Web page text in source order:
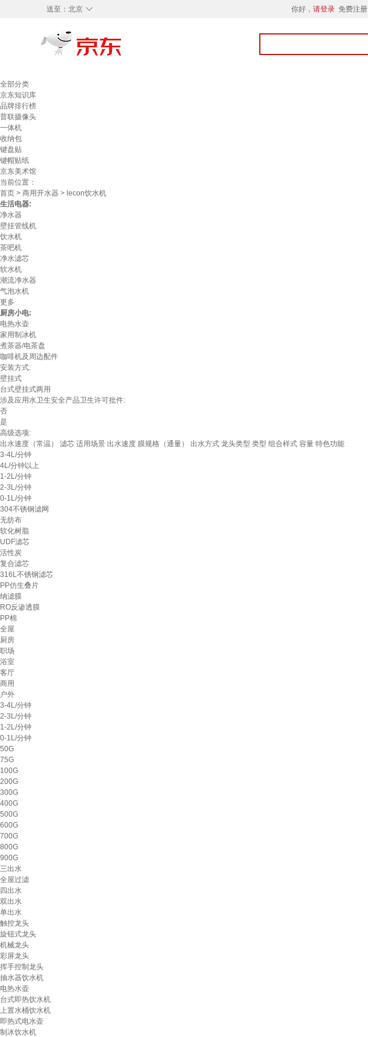
◇
送至： 北京 你好， 请登录 免费注册
全部分类
京东知识库
品牌排行榜
普联摄像头
一体机
收纳包
键盘贴
键帽贴纸
京东美术馆
当前位置：
首页 > 商用开水器 > lecon饮水机
生活电器:
净水器
壁挂管线机
饮水机
茶吧机
净水滤芯
软水机
潮流净水器
气泡水机
更多
厨房小电:
电热水壶
家用制冰机
煮茶器/电茶盘
咖啡机及周边配件
安装方式:
壁挂式
台式壁挂式两用
涉及应用水卫生安全产品卫生许可批件:
否
是
高级选项:
出水速度（常温）
滤芯 适用场景 出水速度 膜规格（通量） 出水方式 龙头类型 类型 组合样式 容量 特色功能
3-4L/分钟
4L/分钟以上
1-2L/分钟
2-3L/分钟
0-1L/分钟
304不锈钢滤网
无纺布
软化树脂
UDF滤芯
活性炭
复合滤芯
316L不锈钢滤芯
PP仿生叠片
纳滤膜
RO反渗透膜
PP棉
全屋
厨房
职场
浴室
客厅
商用
户外
3-4L/分钟
2-3L/分钟
1-2L/分钟
0-1L/分钟
50G
75G
100G
200G
300G
400G
500G
600G
700G
800G
900G
三出水
全屋过滤
四出水
双出水
单出水
触控龙头
旋钮式龙头
机械龙头
彩屏龙头
挥手控制龙头
抽水器饮水机
电热水壶
台式即热饮水机
上置水桶饮水机
即热式电水壶
制冰饮水机